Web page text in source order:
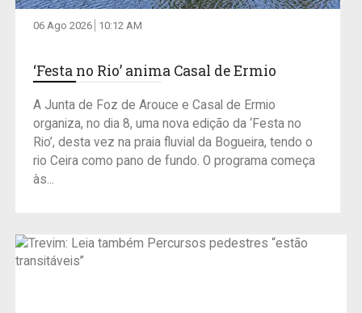
06 Ago 2026 10:12 AM
‘Festa no Rio’ anima Casal de Ermio
A Junta de Foz de Arouce e Casal de Ermio
organiza, no dia 8, uma nova edição da ‘Festa no
Rio’, desta vez na praia fluvial da Bogueira, tendo o
rio Ceira como pano de fundo. O programa começa
às...